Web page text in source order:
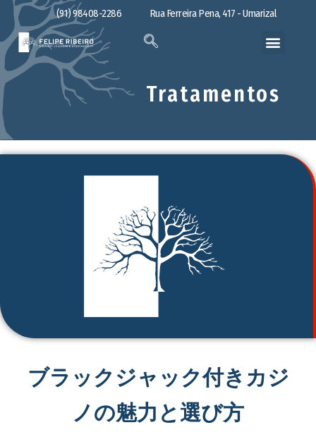
(91) 98408-2286 Rua Ferreira Pena, 417 - Umarizal
Tratamentos
ブラックジャック付きカジ
ノの魅力と選び方